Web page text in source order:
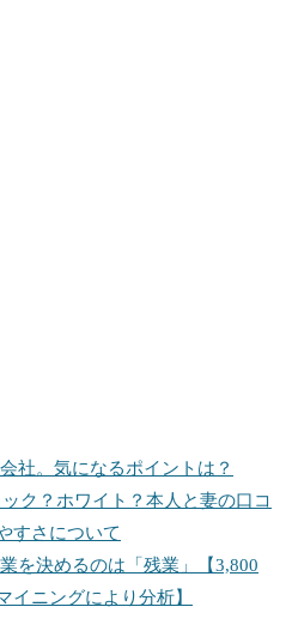
社。気になるポイントは？
ク？ホワイト？本人と妻の口コ
すさについて
を決めるのは「残業」【3,800
イニングにより分析】